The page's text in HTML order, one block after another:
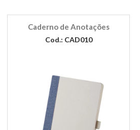
Caderno de Anotações
Cod.: CAD010